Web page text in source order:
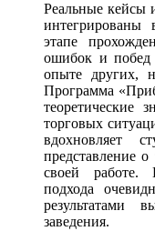
Реальные кейсы
этапе
ошибок и побед
опыте других,
Программа
теоретические
торговых
вдохновляет
представление
своей работе.
подхода
результатами
заведения.